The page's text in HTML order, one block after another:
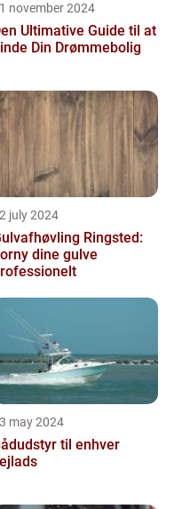
november 2024
Ultimative Guide til at
Din Drømmebolig
july 2024
Ringsted:
dine gulve
may 2024
til enhver